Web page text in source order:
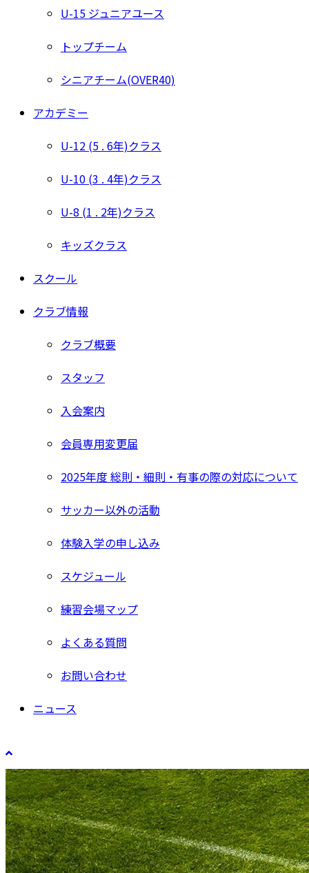
U-15 ジュニアユース
トップチーム
シニアチーム(OVER40)
アカデミー
U-12 (5 . 6年)クラス
U-10 (3 . 4年)クラス
U-8 (1 . 2年)クラス
キッズクラス
スクール
クラブ情報
クラブ概要
スタッフ
入会案内
会員専用変更届
2025年度 総則・細則・有事の際の対応について
サッカー以外の活動
体験入学の申し込み
スケジュール
練習会場マップ
よくある質問
お問い合わせ
ニュース